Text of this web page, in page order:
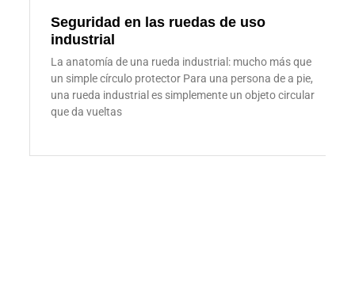
Seguridad en las ruedas de uso
industrial
La anatomía de una rueda industrial: mucho más que
un simple círculo protector Para una persona de a pie,
una rueda industrial es simplemente un objeto circular
que da vueltas